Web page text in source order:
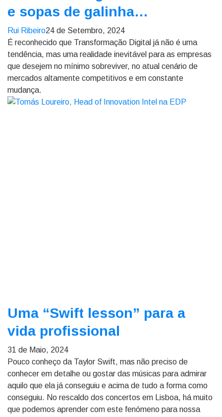
e sopas de galinha…
Rui Ribeiro24 de Setembro, 2024
É reconhecido que Transformação Digital já não é uma
tendência, mas uma realidade inevitável para as empresas
que desejem no mínimo sobreviver, no atual cenário de
mercados altamente competitivos e em constante
mudança.
Uma “Swift lesson” para a
vida profissional
31 de Maio, 2024
Pouco conheço da Taylor Swift, mas não preciso de
conhecer em detalhe ou gostar das músicas para admirar
aquilo que ela já conseguiu e acima de tudo a forma como
conseguiu. No rescaldo dos concertos em Lisboa, há muito
que podemos aprender com este fenómeno para nossa